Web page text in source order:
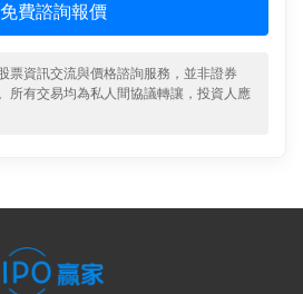
免費諮詢報價
票資訊交流與價格諮詢服務，並非證券
所有交易均為私人間協議轉讓，投資人應